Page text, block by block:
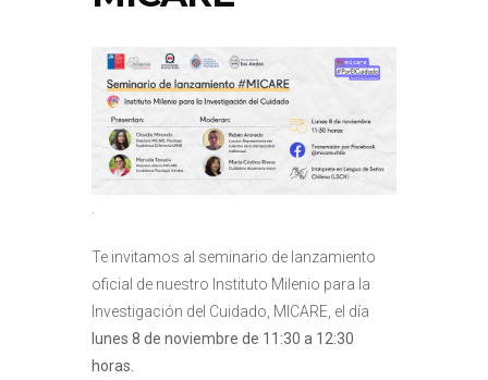
.
Te invitamos al seminario de lanzamiento
oficial de nuestro Instituto Milenio para la
Investigación del Cuidado, MICARE, el día
lunes 8 de noviembre de 11:30 a 12:30
horas.